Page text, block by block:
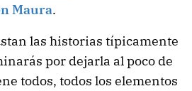
Maura.
las historias típicamente
por dejarla al poco de
todos, todos los elementos